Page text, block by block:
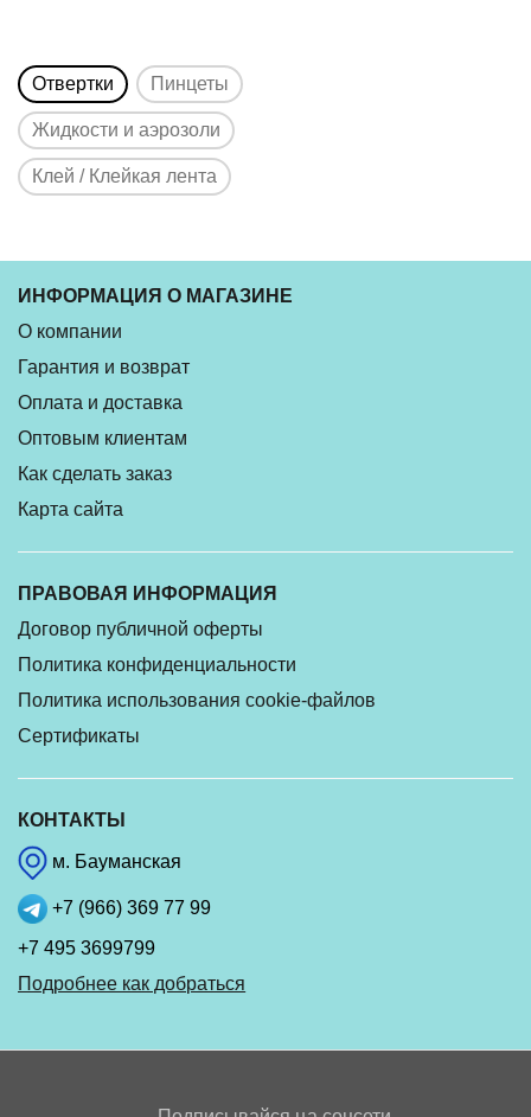
Отвертки Пинцеты
Жидкости и аэрозоли
Клей / Клейкая лента
ИНФОРМАЦИЯ О МАГАЗИНЕ
О компании
Гарантия и возврат
Оплата и доставка
Оптовым клиентам
Как сделать заказ
Карта сайта
ПРАВОВАЯ ИНФОРМАЦИЯ
Договор публичной оферты
Политика конфиденциальности
Политика использования cookie-файлов
Сертификаты
КОНТАКТЫ
м. Бауманская
+7 (966) 369 77 99
+7 495 3699799
Подробнее как добраться